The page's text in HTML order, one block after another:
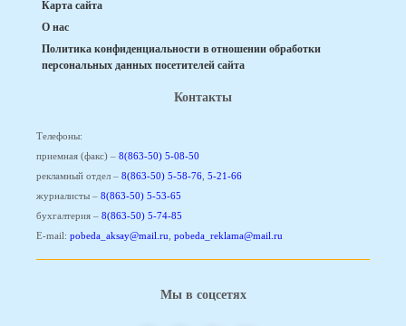
Карта сайта
О нас
Политика конфиденциальности в отношении обработки
персональных данных посетителей сайта
Контакты
Телефоны:
приемная (факс) – 8(863-50) 5-08-50
рекламный отдел – 8(863-50) 5-58-76 5-21-66
журналисты – 8(863-50) 5-53-65
бухгалтерия – 8(863-50) 5-74-85
E-mail: pobeda_aksay@mail.ru pobeda_reklama@mail.ru
Мы в соцсетях